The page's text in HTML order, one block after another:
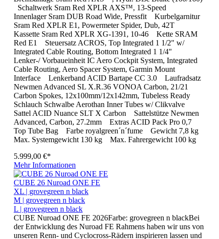
Schaltwerk Sram Red XPLR AXS™, 13-Speed
Innenlager Sram DUB Road Wide, Pressfit Kurbelgarnitur
Sram Red XPLR E1, Powermeter Spider, Dub, 42T
Kassette Sram Red XPLR XG-1391, 10-46 Kette SRAM
Red E1 Steuersatz ACROS, Top Integrated 1 1/2" w/
Integrated Cable Routing, Bottom Integrated 1 1/4"
Lenker-/ Vorbaueinheit IC Aero Cockpit System, Integrated
Cable Routing, Aero Spacer System, Garmin Mount
Interface Lenkerband ACID Bartape CC 3.0 Laufradsatz
Newmen Advanced SL X.R.36 VONOA Carbon, 21/21
Carbon Spokes, 12x100mm/12x142mm, Tubeless Ready
Schlauch Schwalbe Aerothan Inner Tubes w/ Clikvalve
Sattel ACID Nuance SLT X Carbon Sattelstütze Newmen
Advanced, Carbon, 27.2mm Extras ACID Pack Pro 0,7
Top Tube Bag Farbe royalgreen´n´fume Gewicht 7,8 kg
Max. Systemgewicht 130 kg Max. Fahrergewicht 100 kg
5.999,00 €*
Mehr Informationen
CUBE 26 Nuroad ONE FE
XL | grovegreen n black
M | grovegreen n black
L | grovegreen n black
CUBE Nuroad ONE FE 2026Farbe: grovegreen n blackBei
der Entwicklung des Nuroad FE Rahmens haben wir uns von
unseren Renn- und Cyclocross-Rädern inspirieren lassen und